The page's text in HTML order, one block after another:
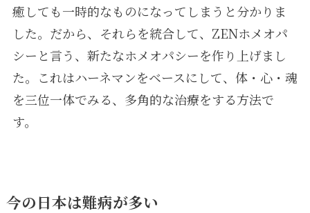
癒しても一時的なものになってしまうと分かりま
した。だから、それらを統合して、ZENホメオパ
シーと言う、新たなホメオパシーを作り上げまし
た。これはハーネマンをベースにして、体・心・魂
を三位一体でみる、多角的な治療をする方法で
す。
今の日本は難病が多い